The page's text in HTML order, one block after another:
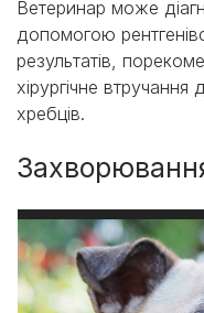
Ветеринар може
допомогою
результатів,
хірургічне
хребців.